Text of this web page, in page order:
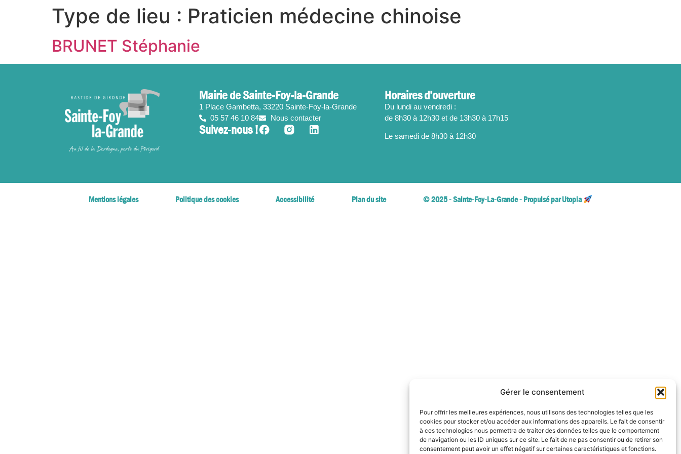
Gérer le consentement
Pour offrir les meilleures expériences, nous utilisons des technologies telles que les
cookies pour stocker et/ou accéder aux informations des appareils. Le fait de consentir
à ces technologies nous permettra de traiter des données telles que le comportement
de navigation ou les ID uniques sur ce site. Le fait de ne pas consentir ou de retirer son
consentement peut avoir un effet négatif sur certaines caractéristiques et fonctions.
Type de lieu : Praticien médecine chinoise
BRUNET Stéphanie
Mairie de Sainte-Foy-la-Grande
1 Place Gambetta, 33220 Sainte-Foy-la-Grande
05 57 46 10 84
Nous contacter
Suivez-nous !
Horaires d’ouverture
Du lundi au vendredi :
de 8h30 à 12h30 et de 13h30 à 17h15
Le samedi de 8h30 à 12h30
Mentions légales Politique des cookies Accessibilité Plan du site © 2025 - Sainte-Foy-La-Grande - Propulsé par Utopia